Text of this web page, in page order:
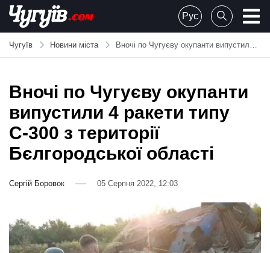
Skip
content
Chuguiv
Рус
Чугуїв Новини міста Вночі по Чугуєву окупанти випустили 4 ракети типу С-300 з території Бєлгородської області
Вночі по Чугуєву окупанти
випустили 4 ракети типу
С-300 з території
Бєлгородської області
Сергій Боровок 05 Серпня 2022, 12:03